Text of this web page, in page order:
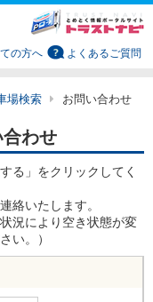
の方へ よくあるご質問
場検索 お問い合わせ
わせ
る」をクリックしてく
絡いたします。
況により空き状態が変
い。）